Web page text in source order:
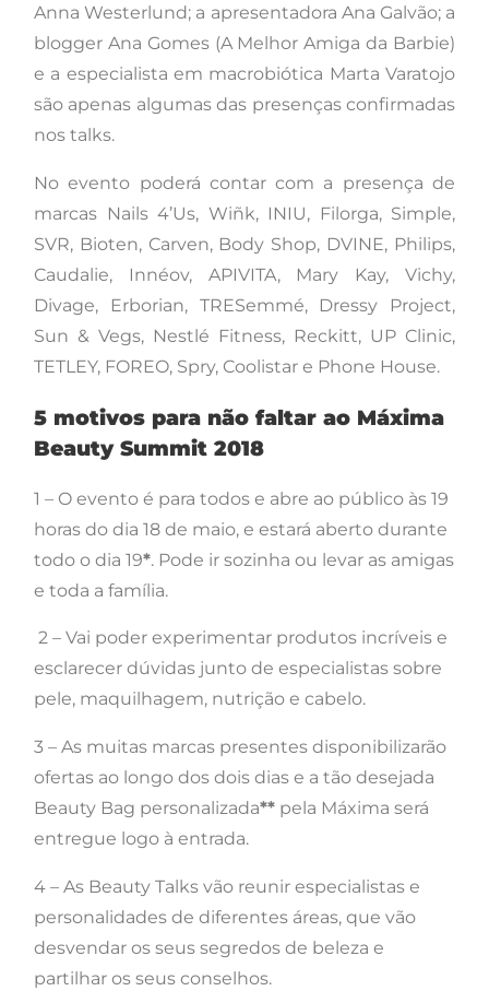
Anna Westerlund; a apresentadora Ana Galvão; a
blogger Ana Gomes (A Melhor Amiga da Barbie)
e a especialista em macrobiótica Marta Varatojo
são apenas algumas das presenças confirmadas
nos talks.
No evento poderá contar com a presença de
marcas Nails 4’Us, Wiñk, INIU, Filorga, Simple,
SVR, Bioten, Carven, Body Shop, DVINE, Philips,
Caudalie, Innéov, APIVITA, Mary Kay, Vichy,
Divage, Erborian, TRESemmé, Dressy Project,
Sun & Vegs, Nestlé Fitness, Reckitt, UP Clinic,
TETLEY, FOREO, Spry, Coolistar e Phone House.
5 motivos para não faltar ao Máxima
Beauty Summit 2018
1 – O evento é para todos e abre ao público às 19
horas do dia 18 de maio, e estará aberto durante
todo o dia 19*. Pode ir sozinha ou levar as amigas
e toda a família.
2 – Vai poder experimentar produtos incríveis e
esclarecer dúvidas junto de especialistas sobre
pele, maquilhagem, nutrição e cabelo.
3 – As muitas marcas presentes disponibilizarão
ofertas ao longo dos dois dias e a tão desejada
Beauty Bag personalizada** pela Máxima será
entregue logo à entrada.
4 – As Beauty Talks vão reunir especialistas e
personalidades de diferentes áreas, que vão
desvendar os seus segredos de beleza e
partilhar os seus conselhos.